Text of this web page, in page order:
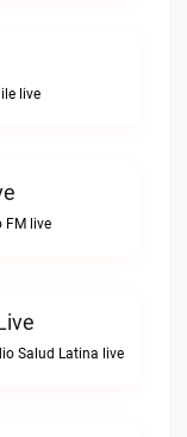
live
FM live
Salud Latina live